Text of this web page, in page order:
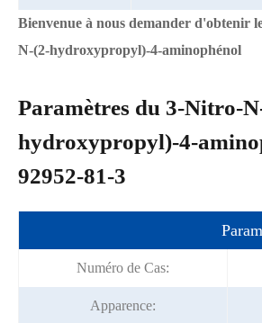
Bienvenue à nous demander d'obtenir
N-(2-hydroxypropyl)-4-aminophénol
Paramètres du 3-Nitro-
hydroxypropyl)-4-
92952-81-3
Numéro de Cas:
Apparence: